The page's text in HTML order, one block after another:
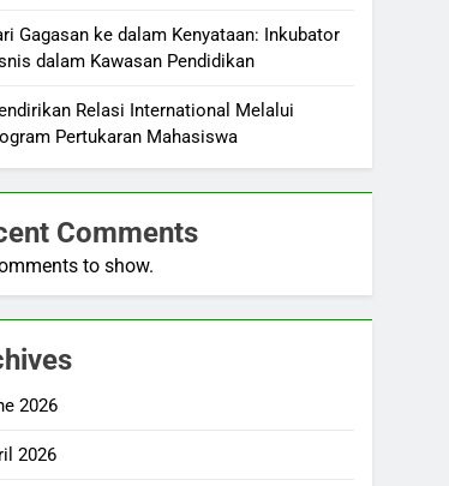
Gagasan ke dalam Kenyataan: Inkubator
dalam Kawasan Pendidikan
Relasi International Melalui
Pertukaran Mahasiswa
Comments
to show.
2026
2026